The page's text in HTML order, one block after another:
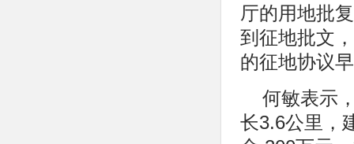
厅的用地批
到征地批文
的征地协议
何敏表示
长3.6公里，